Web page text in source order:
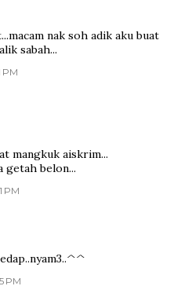
nak soh adik aku buat
sabah...
PM
mangkuk aiskrim...
getah belon...
PM
PM